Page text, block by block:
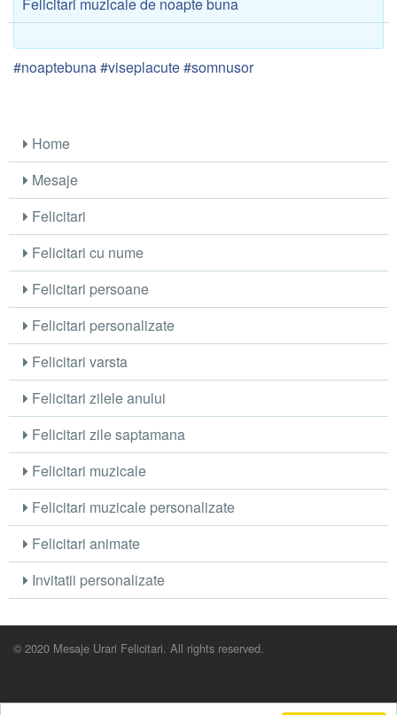
Felicitari muzicale de noapte buna
#noaptebuna #viseplacute #somnusor
Home
Mesaje
Felicitari
Felicitari cu nume
Felicitari persoane
Felicitari personalizate
Felicitari varsta
Felicitari zilele anului
Felicitari zile saptamana
Felicitari muzicale
Felicitari muzicale personalizate
Felicitari animate
Invitatii personalizate
© 2020 Mesaje Urari Felicitari. All rights reserved.